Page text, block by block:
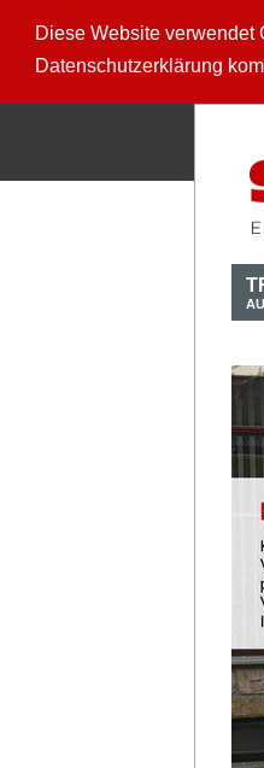
Diese Website verwendet
Datenschutzerklärung